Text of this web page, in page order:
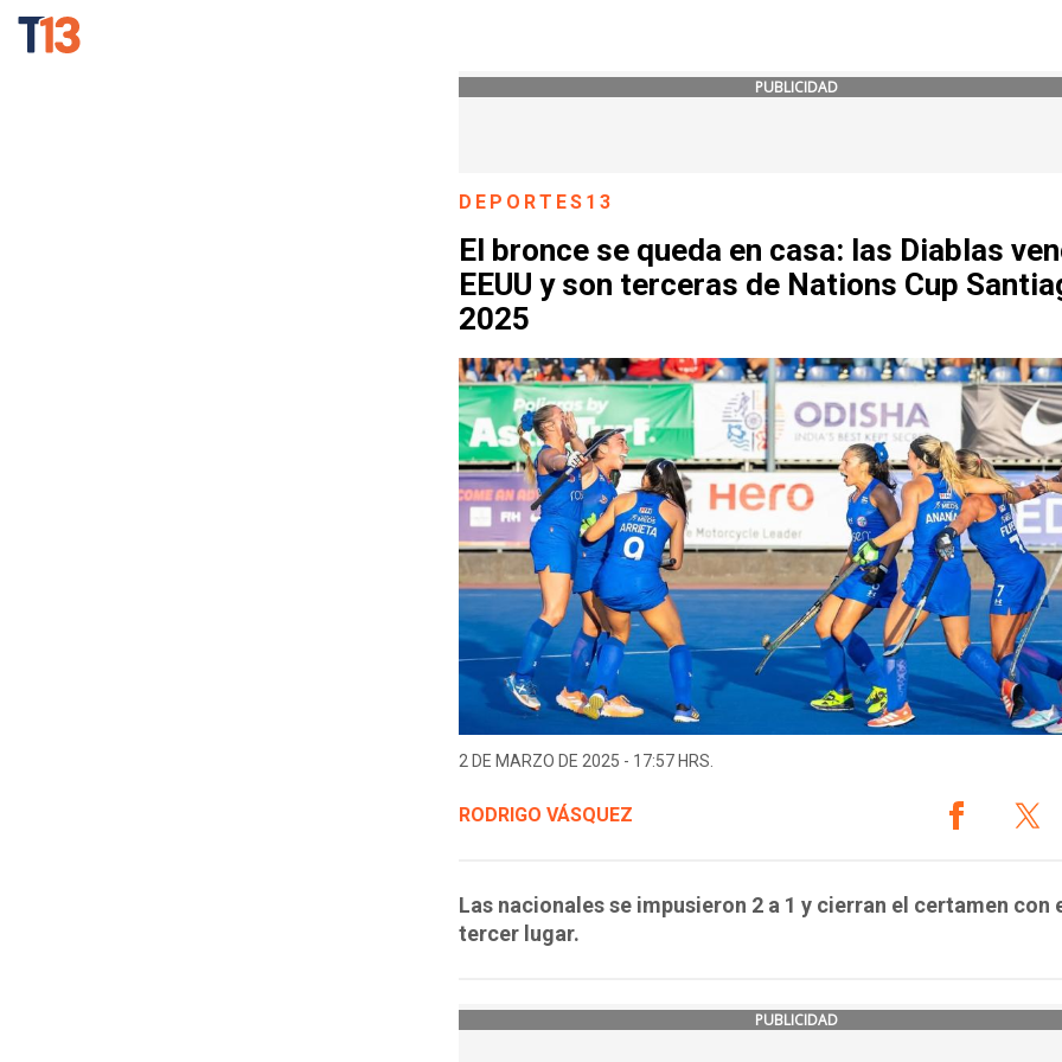
PUBLICIDAD
DEPORTES13
El bronce se queda en casa: las Diablas
EEUU y son terceras de Nations Cup
2025
2 DE MARZO DE 2025 - 17:57 HRS.
RODRIGO VÁSQUEZ
Las nacionales se impusieron 2 a 1 y cierran el certamen con
tercer lugar.
PUBLICIDAD